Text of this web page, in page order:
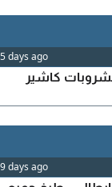
5 days ago
كاشير
9 days ago